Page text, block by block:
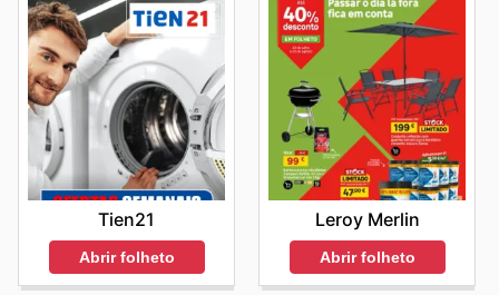
Tien21
Abrir folheto
Leroy Merlin
Abrir folheto